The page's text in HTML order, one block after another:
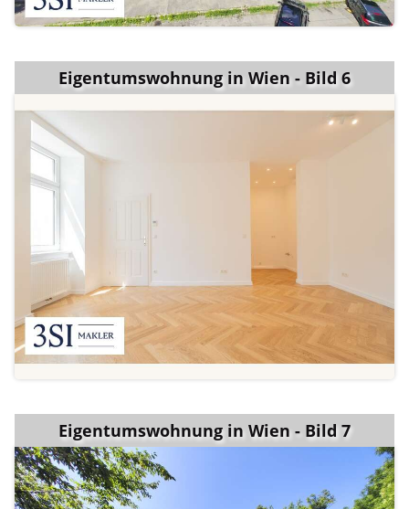
Eigentumswohnung in Wien - Bild 6
Eigentumswohnung in Wien - Bild 7